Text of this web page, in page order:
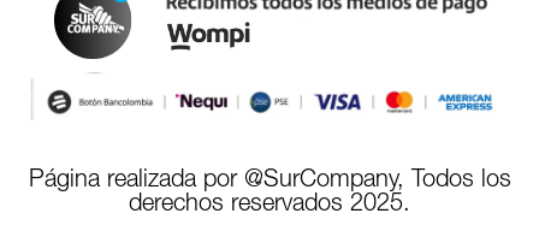
Página realizada por @SurCompany, Todos los
derechos reservados 2025.